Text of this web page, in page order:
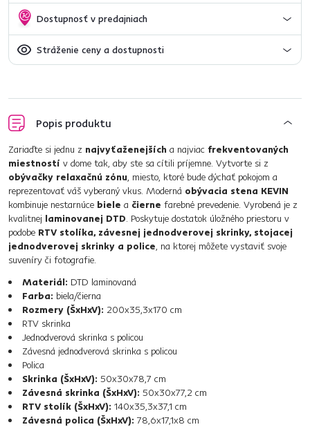
Dostupnosť v predajniach
Stráženie ceny a dostupnosti
Popis produktu
Zariaďte si jednu z najvyťaženejších a najviac frekventovaných
miestností v dome tak, aby ste sa cítili príjemne. Vytvorte si z
obývačky relaxačnú zónu, miesto, ktoré bude dýchať pokojom a
reprezentovať váš vyberaný vkus. Moderná obývacia stena KEVIN
kombinuje nestarnúce biele a čierne farebné prevedenie. Vyrobená je z
kvalitnej laminovanej DTD. Poskytuje dostatok úložného priestoru v
podobe RTV stolíka, závesnej jednodverovej skrinky, stojacej
jednodverovej skrinky a police, na ktorej môžete vystaviť svoje
suveníry či fotografie.
Materiál: DTD laminovaná
Farba: biela/čierna
Rozmery (ŠxHxV): 200x35,3x170 cm
RTV skrinka
Jednodverová skrinka s policou
Závesná jednodverová skrinka s policou
Polica
Skrinka (ŠxHxV): 50x30x78,7 cm
Závesná skrinka (ŠxHxV): 50x30x77,2 cm
RTV stolík (ŠxHxV): 140x35,3x37,1 cm
Závesná polica (ŠxHxV): 78,6x17,1x8 cm